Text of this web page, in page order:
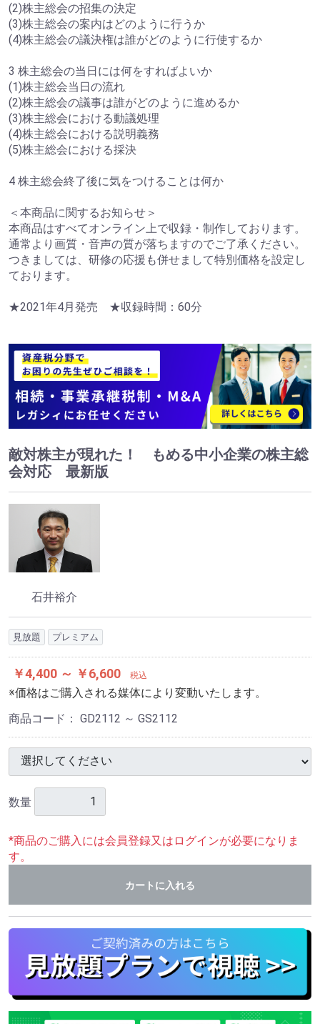
(2)株主総会の招集の決定
(3)株主総会の案内はどのように行うか
(4)株主総会の議決権は誰がどのように行使するか
3 株主総会の当日には何をすればよいか
(1)株主総会当日の流れ
(2)株主総会の議事は誰がどのように進めるか
(3)株主総会における動議処理
(4)株主総会における説明義務
(5)株主総会における採決
4 株主総会終了後に気をつけることは何か
＜本商品に関するお知らせ＞
本商品はすべてオンライン上で収録・制作しております。
通常より画質・音声の質が落ちますのでご了承ください。
つきましては、研修の応援も併せまして特別価格を設定し
ております。
★2021年4月発売 ★収録時間：60分
敵対株主が現れた！ もめる中小企業の株主総
会対応 最新版
石井裕介
見放題 プレミアム
￥4,400 ～ ￥6,600 税込
※価格はご購入される媒体により変動いたします。
商品コード： GD2112 ～ GS2112
数量
*商品のご購入には会員登録又はログインが必要になりま
す。
カートに入れる